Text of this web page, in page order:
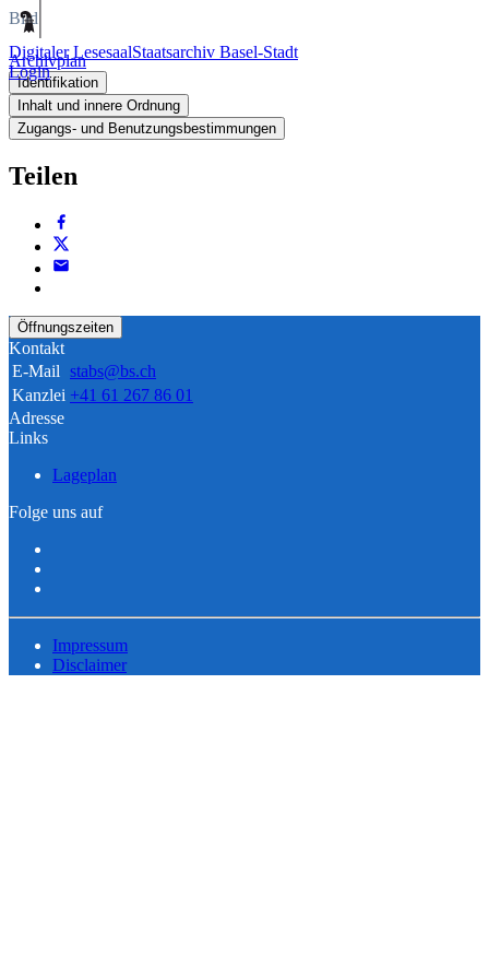
Digitaler LesesaalStaatsarchiv Basel-Stadt
Login
Bild
Archivplan
Identifikation
Inhalt und innere Ordnung
Zugangs- und Benutzungsbestimmungen
Teilen
Öffnungszeiten
Kontakt
E-Mail stabs@bs.ch
Kanzlei +41 61 267 86 01
Adresse
Links
Lageplan
Folge uns auf
Impressum
Disclaimer